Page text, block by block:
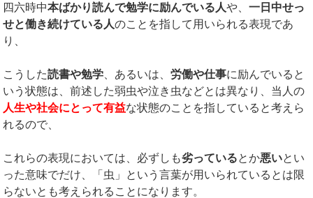
四六時中本ばかり読んで勉学に励んでいる人や、一日中せっ
せと働き続けている人のことを指して用いられる表現であ
り、
こうした読書や勉学 、あるいは、労働や仕事に励んでいると
いう状態は、前述した弱虫や泣き虫などとは異なり、当人の
人生や社会にとって有益な状態のことを指していると考えら
れるので、
これらの表現においては、必ずしも劣っているとか悪いとい
った意味でだけ、「虫」という言葉が用いられているとは限
らないとも考えられることになります。